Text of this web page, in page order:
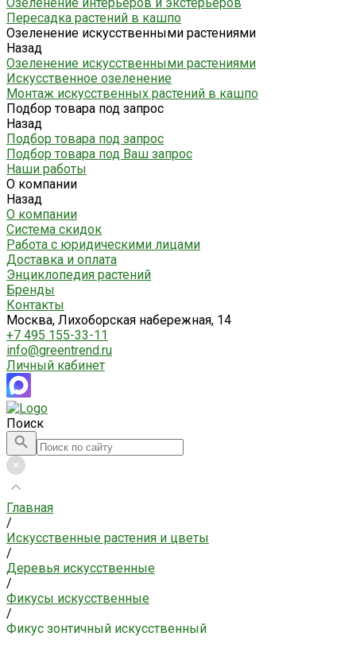
Пересадка растений в кашпо
Озеленение искусственными растениями
Назад
Озеленение искусственными растениями
Искусственное озеленение
Монтаж искусственных растений в кашпо
Подбор товара под запрос
Назад
Подбор товара под запрос
Подбор товара под Ваш запрос
Наши работы
О компании
Назад
О компании
Система скидок
Работа с юридическими лицами
Доставка и оплата
Энциклопедия растений
Бренды
Контакты
Москва, Лихоборская набережная, 14
+7 495 155-33-11
info@greentrend.ru
Личный кабинет
Поиск
Главная
/
Искусственные растения и цветы
/
Деревья искусственные
/
Фикусы искусственные
/
Фикус зонтичный искусственный